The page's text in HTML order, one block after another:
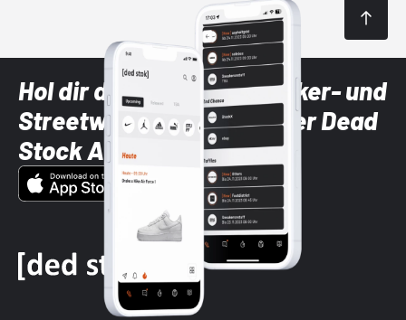
Hol dir die neuesten Sneaker- und
Streetwear-Brands mit der Dead
Stock App